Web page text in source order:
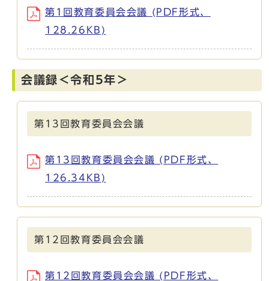
第1回教育委員会会議 (PDF形式、
128.26KB)
会議録＜令和5年＞
第13回教育委員会会議
第13回教育委員会会議 (PDF形式、
126.34KB)
第12回教育委員会会議
第12回教育委員会会議 (PDF形式、